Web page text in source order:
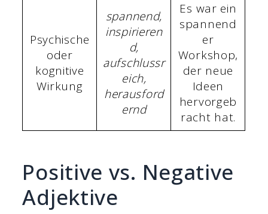
Psychische
oder
kognitive
Wirkung
spannend,
inspirieren
d,
aufschlussr
eich,
herausford
ernd
Es war ein
spannend
er
Workshop,
der neue
Ideen
hervorgeb
racht hat.
Positive vs. Negative
Adjektive